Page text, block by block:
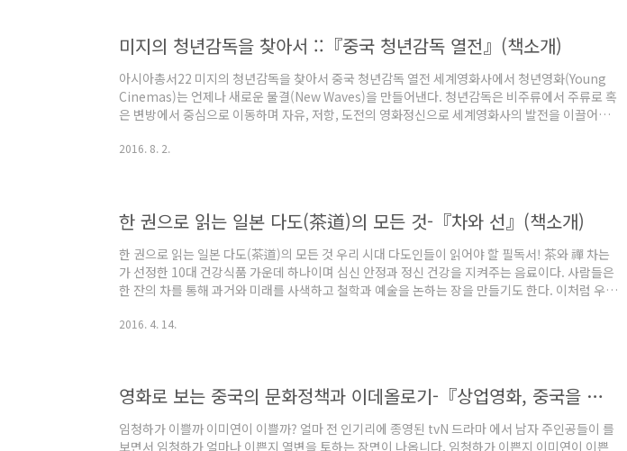
미지의 청년감독을 찾아서 ::『중국 청년감독 열전』(책소개)
아시아총서22 미지의 청년감독을 찾아서 중국 청년감독 열전 세계영화사에서 청년영화(Young
Cinemas)는 언제나 새로운 물결(New Waves)을 만들어낸다. 청년감독은 비주류에서 주류로 혹
은 변방에서 중심으로 이동하며 자유, 저항, 도전의 영화정신으로 세계영화사의 발전을 이끌어왔
모우, 천카이꺼 등 당대 청년감독들이 전통적 미학을 전복하고 재창조한 결과이고, 19990년대 중
2016. 8. 2.
한 권으로 읽는 일본 다도(茶道)의 모든 것-『차와 선』(책소개)
한 권으로 읽는 일본 다도(茶道)의 모든 것 우리 시대 다도인들이 읽어야 할 필독서! 茶와 禪 차는
가 선정한 10대 건강식품 가운데 하나이며 심신 안정과 정신 건강을 지켜주는 음료이다. 사람들은
한 잔의 차를 통해 과거와 미래를 사색하고 철학과 예술을 논하는 장을 만들기도 한다. 이처럼 우리
재한다. 사람들은 이를 흔히 다도라고 칭하는데, 특히 일본의 다인들은 이러한 다도의 세계를 견고
2016. 4. 14.
영화로 보는 중국의 문화정책과 이데올로기-『상업영화, 중국을 말하다 』(책소개)
임청하가 이쁠까 이미연이 이쁠까? 얼마 전 인기리에 종영된 tvN 드라마 에서 남자 주인공들이 를
보면서 임청하가 얼마나 이쁜지 열변을 토하는 장면이 나옵니다. 임청하가 이쁜지 이미연이 이쁜